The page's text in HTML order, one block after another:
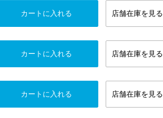
カートに入れる 店舗在庫を見る
カートに入れる 店舗在庫を見る
カートに入れる 店舗在庫を見る